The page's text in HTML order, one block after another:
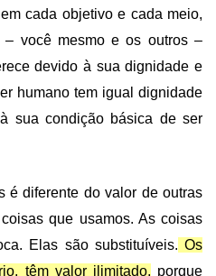
cada objetivo e cada meio,
– você mesmo e os outros –
devido à sua dignidade e
humano tem igual dignidade
sua condição básica de ser
é diferente do valor de outras
que usamos. As coisas
Elas são substituíveis. Os
têm valor ilimitado, porque